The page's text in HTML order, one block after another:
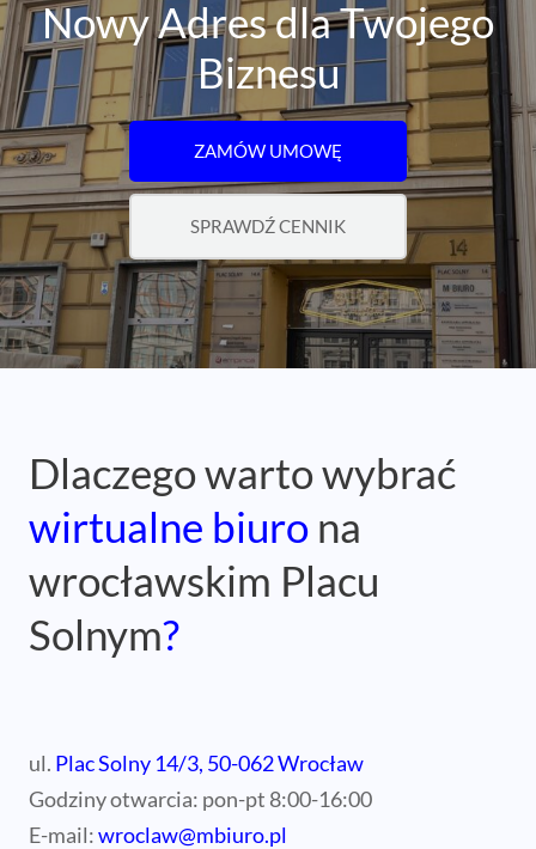
Nowy Adres dla Twojego
Biznesu
ZAMÓW UMOWĘ
SPRAWDŹ CENNIK
Dlaczego warto wybrać
wirtualne biurona
wrocławskim Placu
Solnym?
ul. Plac Solny 14/3, 50-062 Wrocław
Godziny otwarcia: pon-pt 8:00-16:00
E-mail:wroclaw@mbiuro.pl